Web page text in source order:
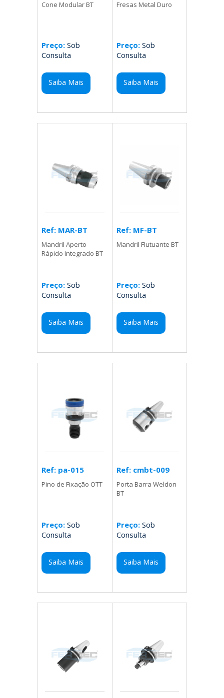
Cone Modular BT
Preço: Sob
Consulta
Saiba Mais
Fresas Metal Duro
Preço:Sob
Consulta
Saiba Mais
Ref: MAR-BT
Mandril Aperto
Rápido Integrado BT
Preço: Sob
Consulta
Saiba Mais
Ref: MF-BT
Mandril Flutuante BT
Preço:Sob
Consulta
Saiba Mais
Ref: pa-015
Pino de Fixação OTT
Preço: Sob
Consulta
Saiba Mais
Ref: cmbt-009
Porta Barra Weldon
BT
Preço:Sob
Consulta
Saiba Mais